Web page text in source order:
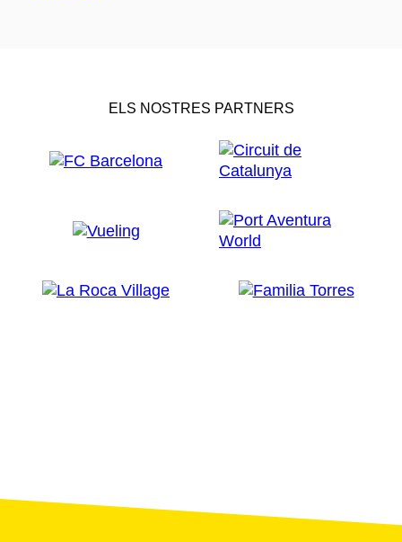
ELS NOSTRES PARTNERS